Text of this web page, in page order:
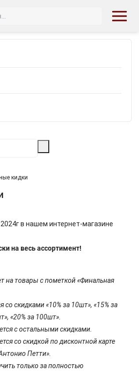
кидки
в нашем интернет-магазине
на весь ассортимент!
на товары с пометкой «Финальная
со скидками «10% за 10шт», «15% за
«20% за 100шт».
с остальными скидками.
со скидкой по дисконтной карте
Петти».
только за полностью